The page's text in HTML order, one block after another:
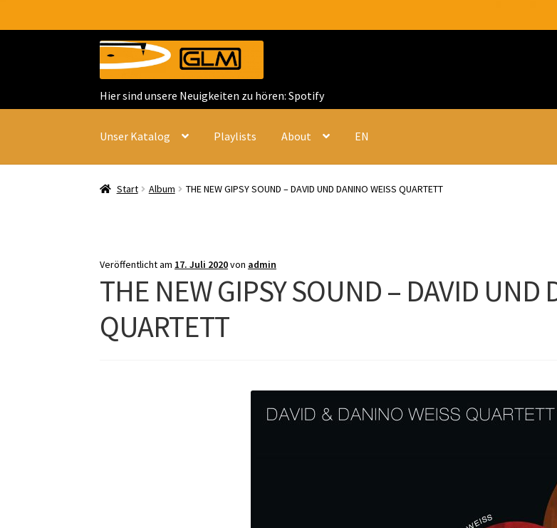
Hier sind unsere Neuigkeiten zu hören: Spotify
Zur
Navigation
springen
Zum
Inhalt
springen
Unser Katalog Playlists About EN
Start Album THE NEW GIPSY SOUND – DAVID UND DANINO WEISS QUARTETT
Veröffentlicht am 17. Juli 2020von admin
THE NEW GIPSY SOUND – DAVID UND
QUARTETT